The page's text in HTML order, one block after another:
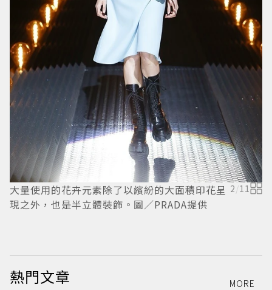
大量使用的花卉元素除了以繽紛的大面積印花呈
現之外，也是半立體裝飾。圖／PRADA提供
2/11
熱門文章 MORE